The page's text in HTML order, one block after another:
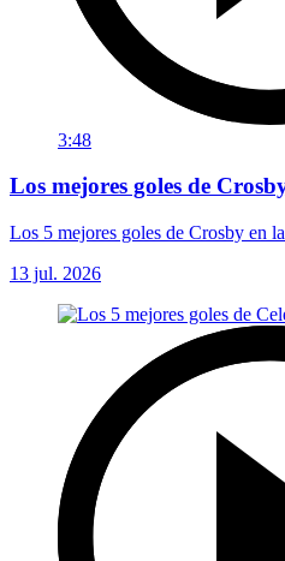
3:48
Los mejores goles de
Los 5 mejores goles de Crosby en
13 jul. 2026